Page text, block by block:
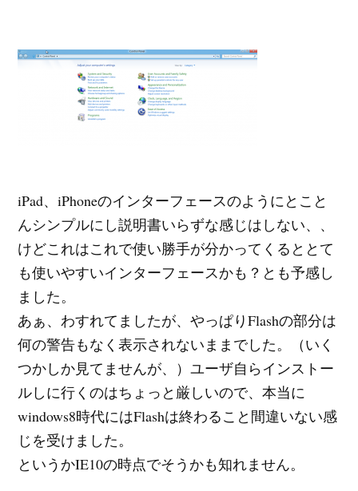
iPad、iPhoneのインターフェースのようにとこと
んシンプルにし説明書いらずな感じはしない、、
けどこれはこれで使い勝手が分かってくるととて
も使いやすいインターフェースかも？とも予感し
ました。
あぁ、わすれてましたが、やっぱりFlashの部分は
何の警告もなく表示されないままでした。（いく
つかしか見てませんが、）ユーザ自らインストー
ルしに行くのはちょっと厳しいので、本当に
windows8時代にはFlashは終わること間違いない感
じを受けました。
というかIE10の時点でそうかも知れません。